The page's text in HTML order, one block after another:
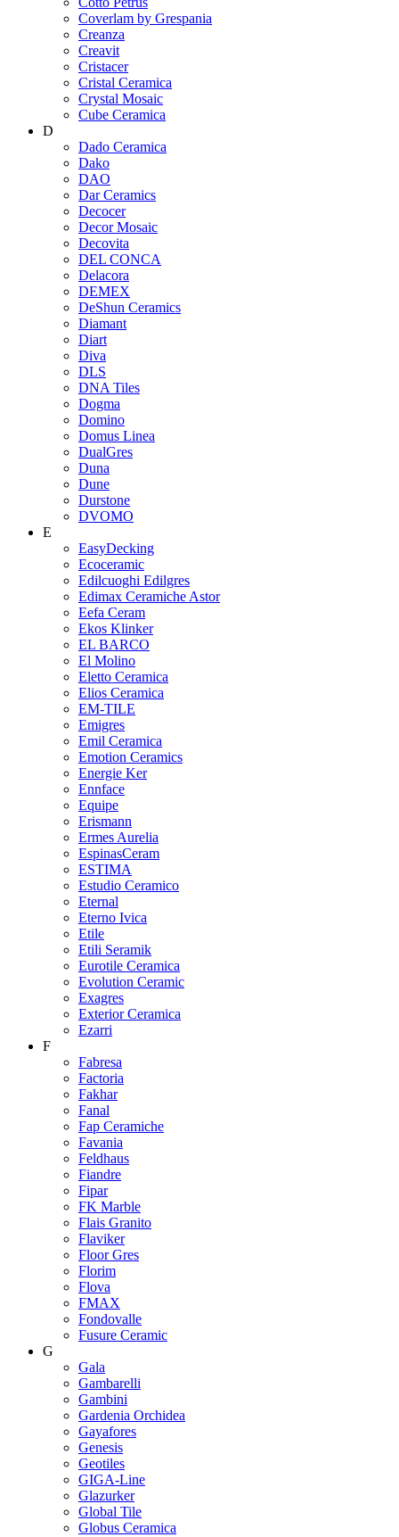
Coverlam by Grespania
Creanza
Creavit
Cristacer
Cristal Ceramica
Crystal Mosaic
Cube Ceramica
D
Dado Ceramica
Dako
DAO
Dar Ceramics
Decocer
Decor Mosaic
Decovita
DEL CONCA
Delacora
DEMEX
DeShun Ceramics
Diamant
Diart
Diva
DLS
DNA Tiles
Dogma
Domino
Domus Linea
DualGres
Duna
Dune
Durstone
DVOMO
E
EasyDecking
Ecoceramic
Edilcuoghi Edilgres
Edimax Ceramiche Astor
Eefa Ceram
Ekos Klinker
EL BARCO
El Molino
Eletto Ceramica
Elios Ceramica
EM-TILE
Emigres
Emil Ceramica
Emotion Ceramics
Energie Ker
Ennface
Equipe
Erismann
Ermes Aurelia
EspinasCeram
ESTIMA
Estudio Ceramico
Eternal
Eterno Ivica
Etile
Etili Seramik
Eurotile Ceramica
Evolution Ceramic
Exagres
Exterior Ceramica
Ezarri
F
Fabresa
Factoria
Fakhar
Fanal
Fap Ceramiche
Favania
Feldhaus
Fiandre
Fipar
FK Marble
Flais Granito
Flaviker
Floor Gres
Florim
Flova
FMAX
Fondovalle
Fusure Ceramic
G
Gala
Gambarelli
Gambini
Gardenia Orchidea
Gayafores
Genesis
Geotiles
GIGA-Line
Glazurker
Global Tile
Globus Ceramica